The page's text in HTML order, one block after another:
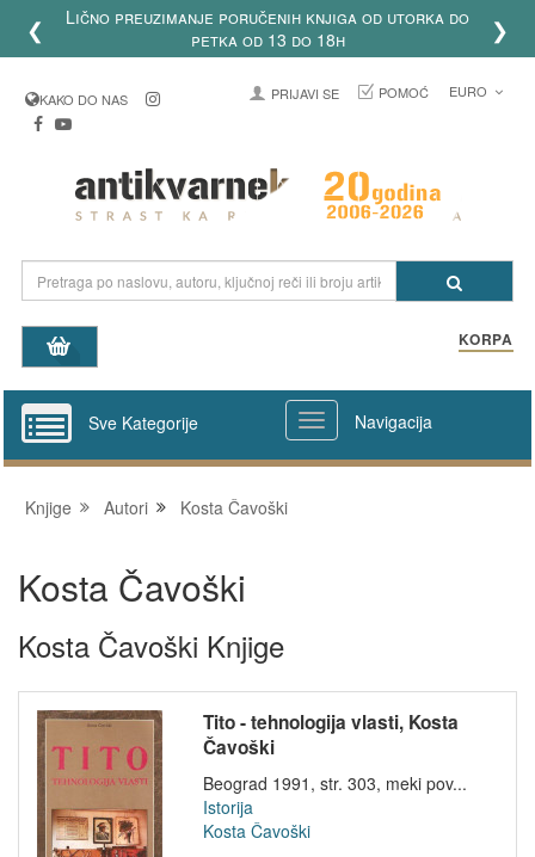
❮
platne kartice, paypal i
cene poštarine!
❯
KAKO DO NAS PRIJAVI SE POMOĆ EURO
KORPA
Sve Kategorije Navigacija
Knjige Autori Kosta Čavoški
Kosta Čavoški
Kosta Čavoški Knjige
Tito - tehnologija vlasti, Kosta
Čavoški
Beograd 1991, str. 303, meki pov...
Istorija
Kosta Čavoški